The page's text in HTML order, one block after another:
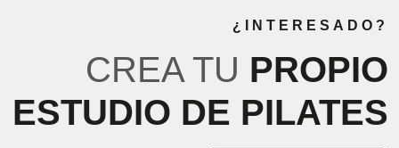
¿INTERESADO?
CREA TU PROPIO
ESTUDIO DE PILATES